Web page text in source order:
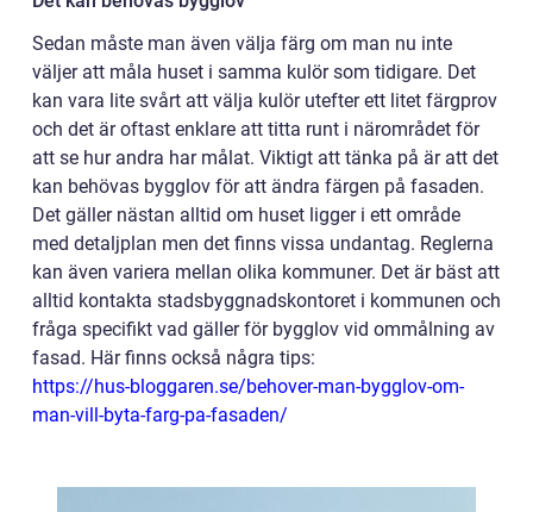
Sedan måste man även välja färg om man nu inte
väljer att måla huset i samma kulör som tidigare. Det
kan vara lite svårt att välja kulör utefter ett litet färgprov
och det är oftast enklare att titta runt i närområdet för
att se hur andra har målat. Viktigt att tänka på är att det
kan behövas bygglov för att ändra färgen på fasaden.
Det gäller nästan alltid om huset ligger i ett område
med detaljplan men det finns vissa undantag. Reglerna
kan även variera mellan olika kommuner. Det är bäst att
alltid kontakta stadsbyggnadskontoret i kommunen och
fråga specifikt vad gäller för bygglov vid ommålning av
fasad. Här finns också några tips:
https://hus-bloggaren.se/behover-man-bygglov-om-
man-vill-byta-farg-pa-fasaden/